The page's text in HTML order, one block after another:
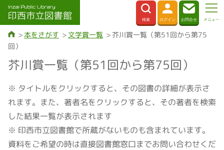
本をさがす 文学賞一覧
芥川賞一覧（第51回から第75
回）
芥川賞一覧（第51回から第75回）
※ タイトルをクリックすると、その図書の詳細が表示さ
れます。また、著者名をクリックすると、その著者を検索
した結果一覧が表示されます
※ 印西市立図書館で所蔵がないものも含まれています。
資料をご希望の時は直接図書館窓口までお問い合わせくだ